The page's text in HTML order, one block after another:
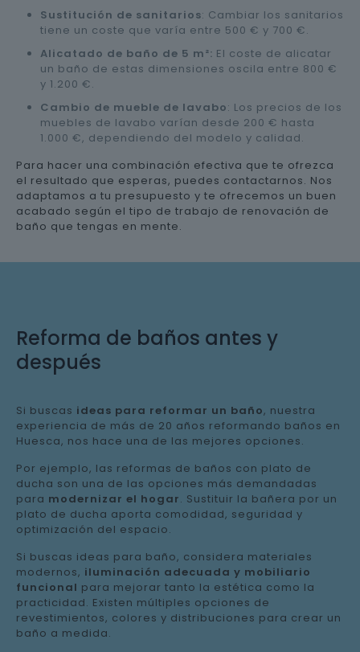
Sustitución de sanitarios: Cambiar los sanitarios
tiene un coste que varía entre 500 € y 700 €.
Alicatado de baño de 5 m²: El coste de alicatar
un baño de estas dimensiones oscila entre 800 €
y 1.200 €.
Cambio de mueble de lavabo: Los precios de los
muebles de lavabo varían desde 200 € hasta
1.000 €, dependiendo del modelo y calidad.
Para hacer una combinación efectiva que te ofrezca
el resultado que esperas, puedes contactarnos. Nos
adaptamos a tu presupuesto y te ofrecemos un buen
acabado según el tipo de trabajo de renovación de
baño que tengas en mente.
Reforma de baños antes y
después
Si buscas ideas para reformar un baño, nuestra
experiencia de más de 20 años reformando baños en
Huesca, nos hace una de las mejores opciones.
Por ejemplo, las reformas de baños con plato de
ducha son una de las opciones más demandadas
para modernizar el hogar. Sustituir la bañera por un
plato de ducha aporta comodidad, seguridad y
optimización del espacio.
Si buscas ideas para baño, considera materiales
modernos, iluminación adecuada y mobiliario
funcional para mejorar tanto la estética como la
practicidad. Existen múltiples opciones de
revestimientos, colores y distribuciones para crear un
baño a medida.